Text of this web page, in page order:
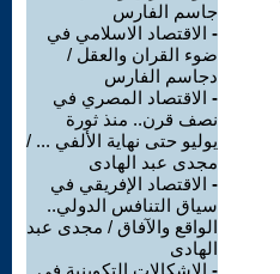
جاسم الفارس
- الاقتصاد الاسلامي في
ضوء القران والعقل /
دجاسم الفارس
- الاقتصاد المصري في
نصف قرن.. منذ ثورة
يوليو حتى نهاية الألفي ... /
مجدى عبد الهادى
- الاقتصاد الإفريقي في
سياق التنافس الدولي..
الواقع والآفاق / مجدى عبد
الهادى
- الإشكالات التكوينية في